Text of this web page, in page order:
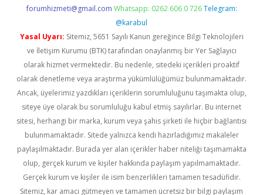
forumhizmeti@gmail.com Whatsapp: 0262 606 0 726 Telegram:
@karabul
Yasal Uyarı: Sitemiz, 5651 Sayılı Kanun gereğince Bilgi Teknolojileri
ve İletişim Kurumu (BTK) tarafından onaylanmış bir Yer Sağlayıcı
olarak hizmet vermektedir. Bu nedenle, sitedeki içerikleri proaktif
olarak denetleme veya araştırma yükümlülüğümüz bulunmamaktadır.
Ancak, üyelerimiz yazdıkları içeriklerin sorumluluğunu taşımakta olup,
siteye üye olarak bu sorumluluğu kabul etmiş sayılırlar. Bu internet
sitesi, herhangi bir marka, kurum veya şahıs şirketi ile hiçbir bağlantısı
bulunmamaktadır. Sitede yalnızca kendi hazırladığımız makaleler
paylaşılmaktadır. Burada yer alan içerikler haber niteliği taşımamakta
olup, gerçek kurum ve kişiler hakkında paylaşım yapılmamaktadır.
Gerçek kurum ve kişiler ile isim benzerlikleri tamamen tesadüfidir.
Sitemiz, kar amacı gütmeyen ve tamamen ücretsiz bir bilgi paylaşım